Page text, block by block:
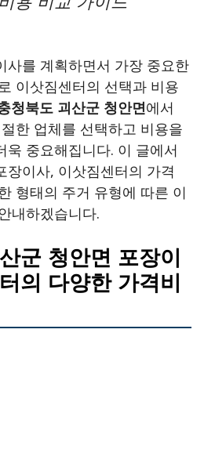
사를 계획하면서 가장 중요한
이삿짐센터의 선택과 비용
청북도 괴산군 청안면에서
한 업체를 선택하고 비용을
욱 중요해집니다. 이 글에서
장이사, 이삿짐센터의 가격
형태의 주거 유형에 따른 이
내하겠습니다.
군 청안면 포장이
의 다양한 가격비